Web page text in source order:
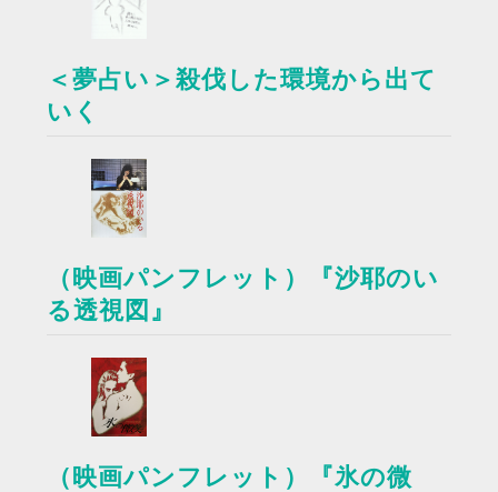
＜夢占い＞殺伐した環境から出て
いく
（映画パンフレット）『沙耶のい
る透視図』
（映画パンフレット）『氷の微